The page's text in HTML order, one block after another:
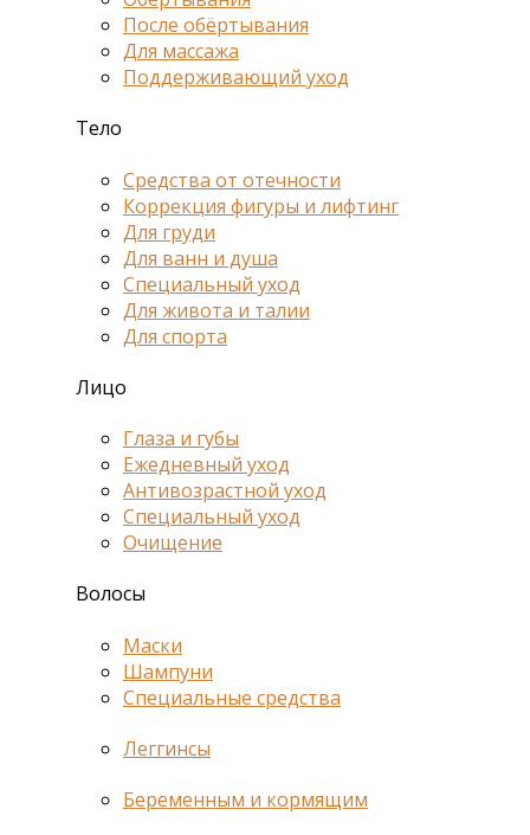
После обёртывания
Для массажа
Поддерживающий уход
Тело
Средства от отечности
Коррекция фигуры и лифтинг
Для груди
Для ванн и душа
Специальный уход
Для живота и талии
Для спорта
Лицо
Глаза и губы
Ежедневный уход
Антивозрастной уход
Специальный уход
Очищение
Волосы
Маски
Шампуни
Специальные средства
Леггинсы
Беременным и кормящим